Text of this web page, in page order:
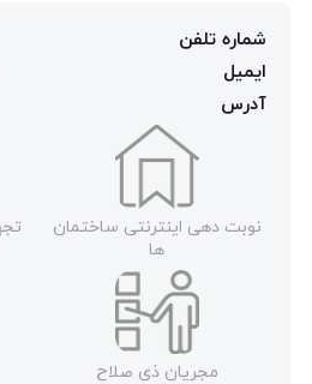
شماره تلفن
ایمیل
آدرس
نوبت دهی اینترنتی ساختمان
ها
مجریان ذی صلاح